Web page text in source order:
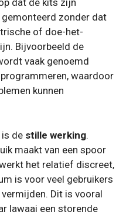
dat de kits zijn
zonder dat
of doe-het-
Bijvoorbeeld de
vaak genoemd
waardoor
kunnen
de stille werking.
maakt van een spoor
het relatief discreet,
is voor veel gebruikers
Dit is vooral
lawaai een storende